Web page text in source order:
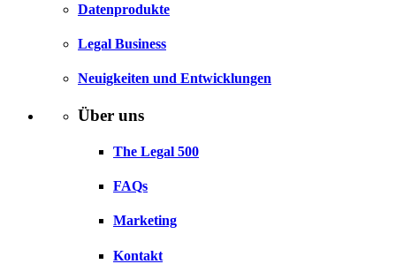
Datenprodukte
Legal Business
Neuigkeiten und Entwicklungen
Über uns
The Legal 500
FAQs
Marketing
Kontakt